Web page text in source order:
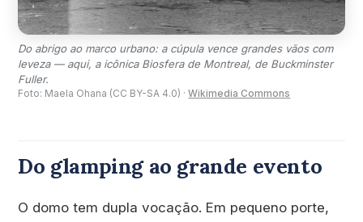
Do abrigo ao marco urbano: a cúpula vence grandes vãos com
leveza — aqui, a icônica Biosfera de Montreal, de Buckminster
Fuller.
Foto: Maela Ohana (CC BY-SA 4.0) ·Wikimedia Commons
Do glamping ao grande evento
O domo tem dupla vocação. Em pequeno porte,